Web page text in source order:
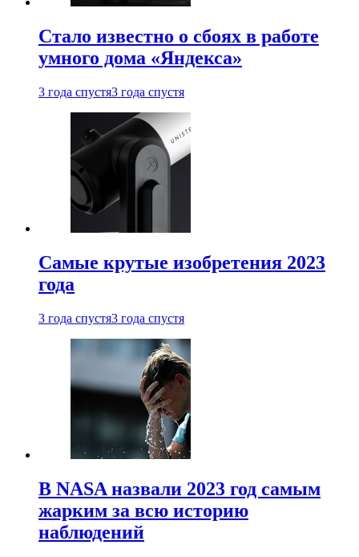
Стало известно о сбоях в работе
умного дома «Яндекса»
3 года спустя3 года спустя
Самые крутые изобретения 2023
года
3 года спустя3 года спустя
В NASA назвали 2023 год самым
жарким за всю историю
наблюдений